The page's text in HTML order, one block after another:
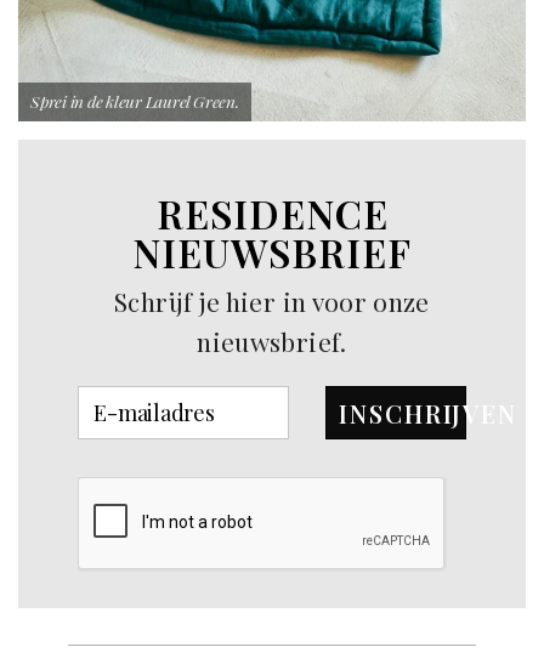
Sprei in de kleur Laurel Green.
RESIDENCE
NIEUWSBRIEF
Schrijf je hier in voor onze
nieuwsbrief.
INSCHRIJVEN